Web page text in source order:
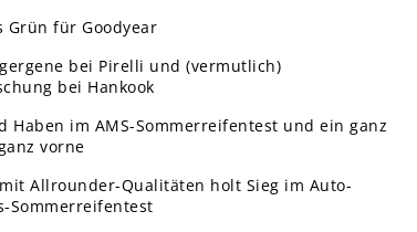
Grün für Goodyear
bei Pirelli und (vermutlich)
bei Hankook
Haben im AMS-Sommerreifentest und ein ganz
vorne
Allrounder-Qualitäten holt Sieg im Auto-
Sommerreifentest